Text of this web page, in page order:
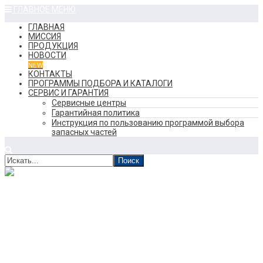
ГЛАВНАЯ
МИССИЯ
ПРОДУКЦИЯ
НОВОСТИ
NEW
КОНТАКТЫ
ПРОГРАММЫ ПОДБОРА И КАТАЛОГИ
СЕРВИС И ГАРАНТИЯ
Сервисные центры
Гарантийная политика
Инструкция по пользованию программой выбора
запасных частей